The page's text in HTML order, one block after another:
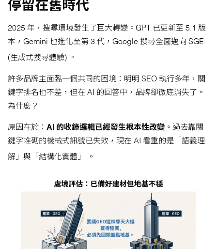
停留在舊時代
2025 年，搜尋環境發生了巨大轉變。GPT 已更新至 5.1 版
本，Gemini 也進化至第 3 代，Google 搜尋全面邁向 SGE
(生成式搜尋體驗) 。
許多品牌主面臨一個共同的困境：明明 SEO 執行多年，關
鍵字排名也不差，但在 AI 的回答中，品牌卻徹底消失了。
為什麼？
原因在於： AI 的收錄邏輯已經發生根本性改變 。過去靠關
鍵字堆砌的機械式訊號已失效，現在 AI 看重的是「語義理
解」與「結構化實體」 。